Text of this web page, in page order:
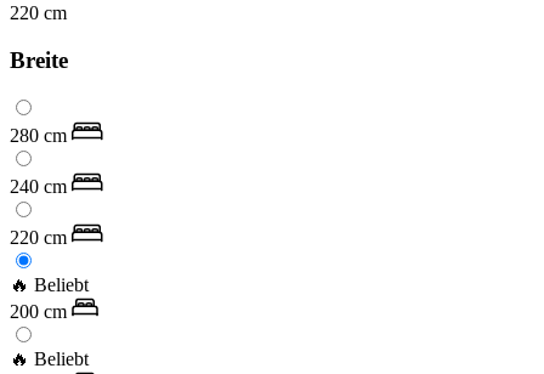
220 cm
Breite
280 cm
240 cm
220 cm
🔥 Beliebt
200 cm
🔥 Beliebt